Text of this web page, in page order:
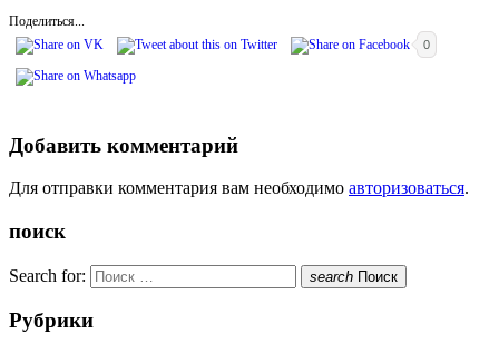
Поделиться...
0
Добавить комментарий
Для отправки комментария вам необходимо авторизоваться.
поиск
Search for: search Поиск
Рубрики